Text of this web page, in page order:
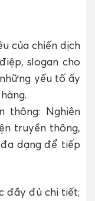
của chiến dịch
slogan cho
yếu tố ấy
thông: Nghiên
truyền thông,
dạng để tiếp
đầy đủ chi tiết;